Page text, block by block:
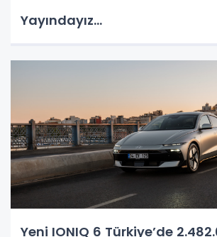
Yayındayız...
Yeni IONIQ 6 Türkiye’de